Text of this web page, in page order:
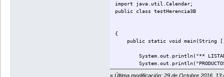
System.out.println("Método de
getTiempoExposicion() + " en
import java.util.Calendar;
public class testHerencia3B
{
public static void main(String
System.out.println("** LISTADO
System.out.println("PRODUCTOS
Calendar fechaCad =
« Última modificación: 29 de Octubre 2016,